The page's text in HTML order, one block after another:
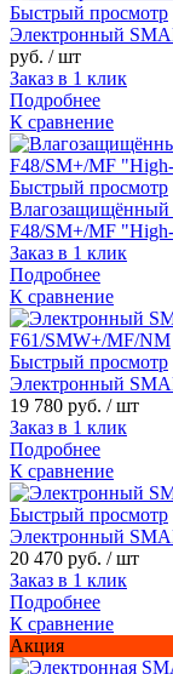
Быстрый просмотр
Электронный
руб. / шт
Заказ в 1 клик
Подробнее
К сравнение
Быстрый просмотр
Влагозащищённый
F48/SM+/MF
Заказ в 1 клик
Подробнее
К сравнение
Быстрый просмотр
Электронный
19 780 руб. / шт
Заказ в 1 клик
Подробнее
К сравнение
Быстрый просмотр
Электронный
20 470 руб. / шт
Заказ в 1 клик
Подробнее
К сравнение
Акция